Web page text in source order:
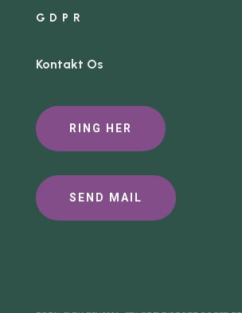
GDPR
Kontakt Os
RING HER
SEND MAIL